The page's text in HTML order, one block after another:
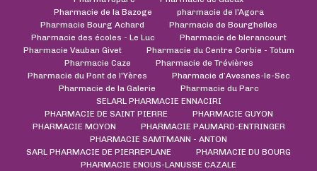
Pharmacie de la Bazoge
pharmacie de l'Agora
Pharmacie Bourg Achard
Pharmacie de Bourghelles
Pharmacie des écoles - Le Luc
Pharmacie de blerancourt
Pharmacie Vauban Givet
Pharmacie du Centre Corbie - Totum
Pharmacie Caze
Pharmacie de Trévières
Pharmacie du Pont de l'Yères
Pharmacie d’Avesnes-le-Sec
Pharmacie de la Galerie
Pharmacie du Parc
SELARL PHARMACIE ENNACIRI
PHARMACIE DE SAINT PIERRE
PHARMACIE GUYON
PHARMACIE MOYON
PHARMACIE PAUMARD-ENTRINGER
PHARMACIE SAMTMANN - ANTON
SARL PHARMACIE DE PIERREPLANE
PHARMACIE DU BOURG
PHARMACIE ENOUS-LANUSSE CAZALE